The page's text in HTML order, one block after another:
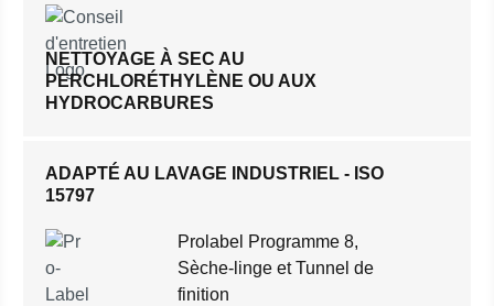
NETTOYAGE À SEC AU
PERCHLORÉTHYLÈNE OU AUX
HYDROCARBURES
ADAPTÉ AU LAVAGE INDUSTRIEL - ISO
15797
Prolabel Programme 8,
Sèche-linge et Tunnel de
finition